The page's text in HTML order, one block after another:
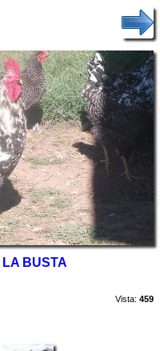
LA BUSTA
Vista: 459